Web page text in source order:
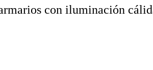
con iluminación